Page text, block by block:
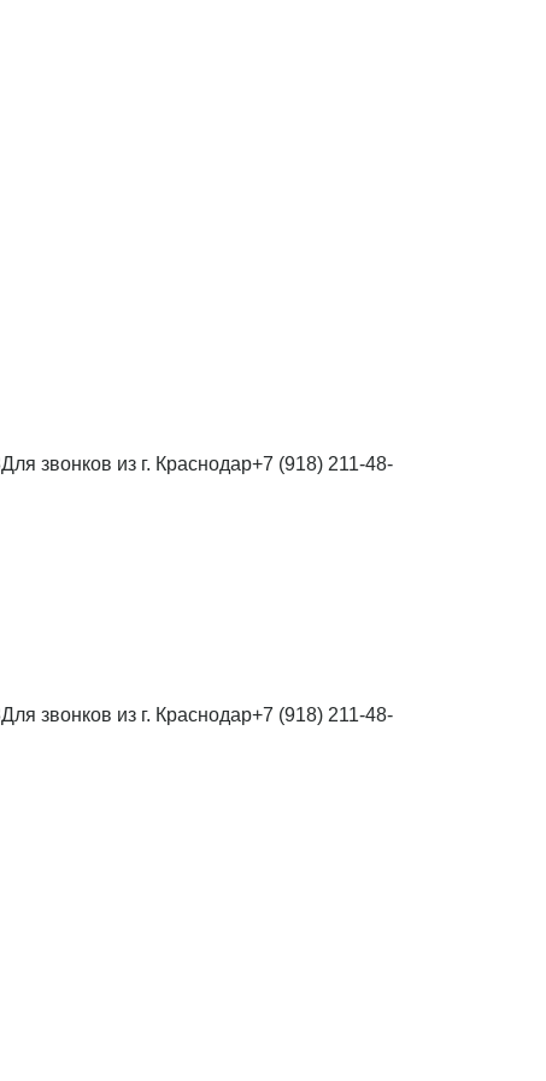
Для звонков из г. Краснодар+7 (918) 211-48-
Для звонков из г. Краснодар+7 (918) 211-48-